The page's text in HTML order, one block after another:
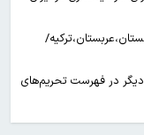
دیگر در فهرست تحریم‌های